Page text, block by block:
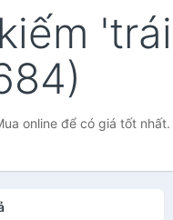
'trái
online để có giá tốt nhất.